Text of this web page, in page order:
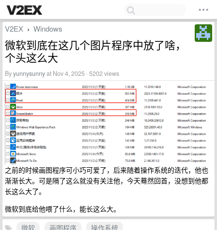
V2EX › Windows
微软到底在这几个图片程序中放了啥，
个头这么大
Byyunnysunnyat Nov 4, 2025 · 5202 views
之前的时候画图程序可小巧可爱了，后来随着操作系统的迭代，他也
渐渐长大。可是隔了这么就没有关注他，今天蓦然回首，没想到他都
长这么大了。
微软到底给他喂了什么，能长这么大。
微软
画图程序
操作系统